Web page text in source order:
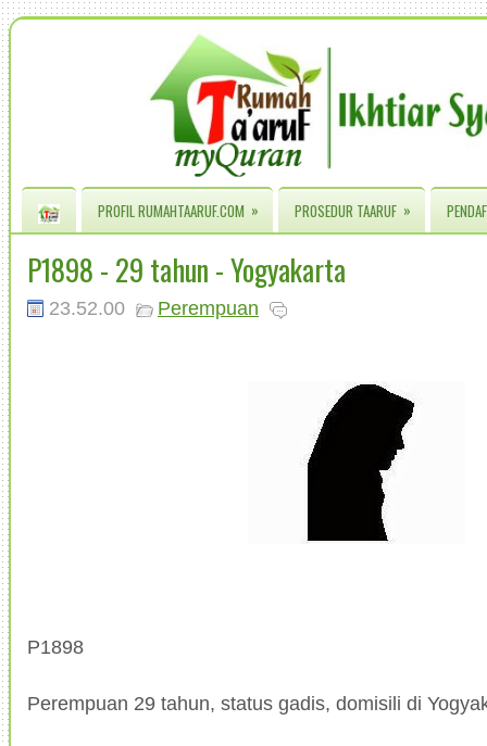
PROFIL RUMAHTAARUF.COM » PROSEDUR TAARUF »
P1898 - 29 tahun - Yogyakarta
23.52.00 Perempuan
P1898
Perempuan 29 tahun, status gadis, domisili di